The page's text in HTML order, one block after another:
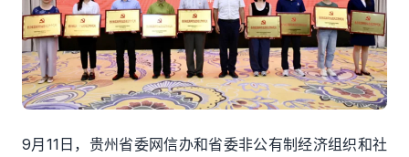
9月11日， 贵州省委网信办和省委非公有制经济组织和社